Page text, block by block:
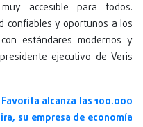
accesible para todos.
confiables y oportunos a los
estándares modernos y
ejecutivo de Veris
alcanza las 100.000
su empresa de economía